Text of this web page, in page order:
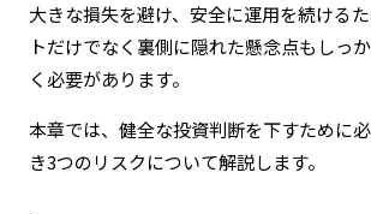
大きな損失を避け、安全に運用を続ける
トだけでなく裏側に隠れた懸念点もしっ
く必要があります。
本章では、健全な投資判断を下すために
き3つのリスクについて解説します。